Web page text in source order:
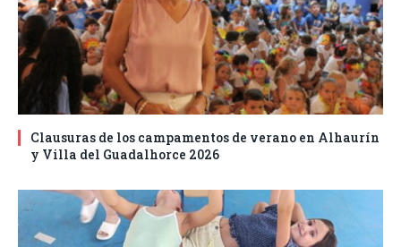
Clausuras de los campamentos de verano en Alhaurín
y Villa del Guadalhorce 2026